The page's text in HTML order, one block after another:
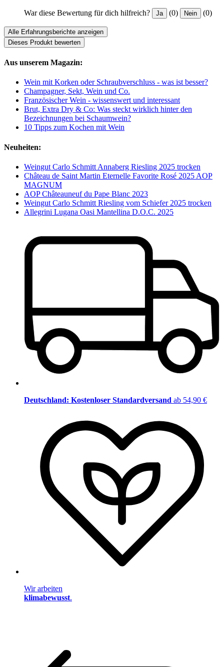
War diese Bewertung für dich hilfreich? Ja (0) Nein (0)
Alle Erfahrungsberichte anzeigen
Dieses Produkt bewerten
Aus unserem Magazin:
Wein mit Korken oder Schraubverschluss - was ist besser?
Champagner, Sekt, Wein und Co.
Französischer Wein - wissenswert und interessant
Brut, Extra Dry & Co: Was steckt wirklich hinter den
Bezeichnungen bei Schaumwein?
10 Tipps zum Kochen mit Wein
Neuheiten:
Weingut Carlo Schmitt Annaberg Riesling 2025 trocken
Château de Saint Martin Eternelle Favorite Rosé 2025 AOP
MAGNUM
AOP Châteauneuf du Pape Blanc 2023
Weingut Carlo Schmitt Riesling vom Schiefer 2025 trocken
Allegrini Lugana Oasi Mantellina D.O.C. 2025
Deutschland: Kostenloser Standardversand ab 54,90 €
Wir arbeiten
klimabewusst.